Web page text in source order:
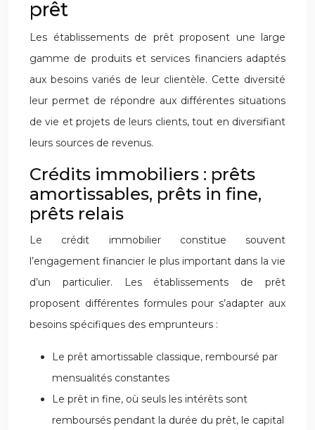
prêt
Les établissements de prêt proposent une large
gamme de produits et services financiers adaptés
aux besoins variés de leur clientèle. Cette diversité
leur permet de répondre aux différentes situations
de vie et projets de leurs clients, tout en diversifiant
leurs sources de revenus.
Crédits immobiliers : prêts
amortissables, prêts in fine,
prêts relais
Le crédit immobilier constitue souvent
l’engagement financier le plus important dans la vie
d’un particulier. Les établissements de prêt
proposent différentes formules pour s’adapter aux
besoins spécifiques des emprunteurs :
Le prêt amortissable classique, remboursé par
mensualités constantes
Le prêt in fine, où seuls les intérêts sont
remboursés pendant la durée du prêt, le capital